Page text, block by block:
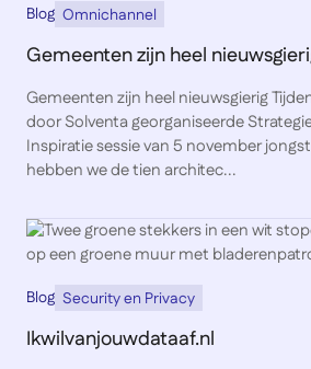
Blog Omnichannel
Gemeenten zijn heel
Gemeenten zijn heel nieuwsgierig
door Solventa georganiseerde
Inspiratie sessie van 5 november
hebben we de tien architec...
Blog Security en Privacy
Ikwilvanjouwdataaf.nl